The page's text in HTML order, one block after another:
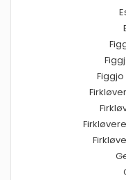
Figgjo